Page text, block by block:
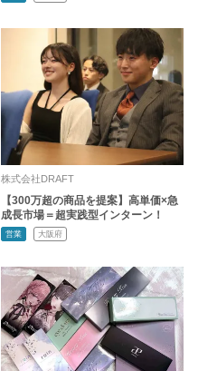
株式会社DRAFT
【300万超の商品を提案】高単価×急
成長市場＝超実践型インターン！
営業 大阪府